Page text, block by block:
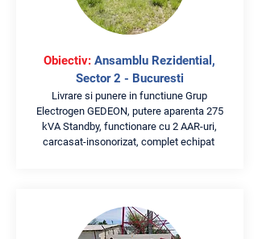
Obiectiv: Ansamblu Rezidential,
Sector 2 - Bucuresti
Livrare si punere in functiune Grup
Electrogen GEDEON, putere aparenta 275
kVA Standby, functionare cu 2 AAR-uri,
carcasat-insonorizat, complet echipat